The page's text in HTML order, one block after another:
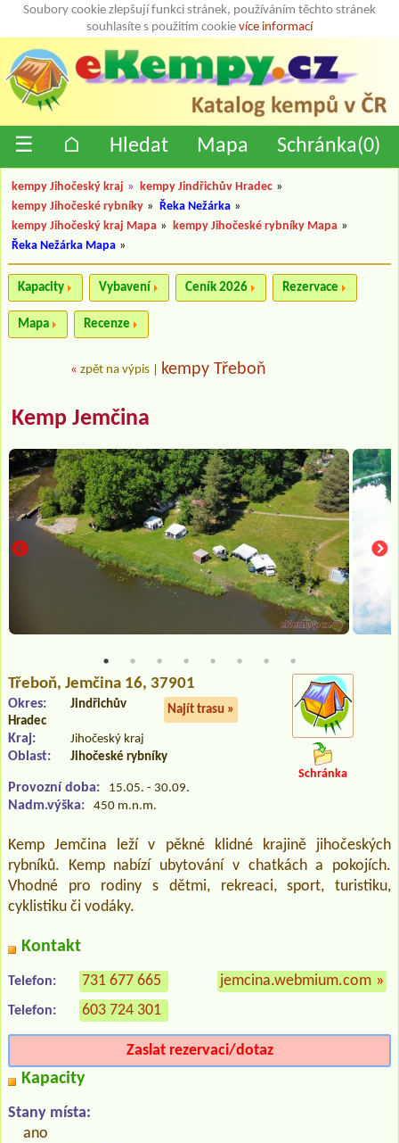
Soubory cookie zlepšují funkci stránek, používáním těchto stránek
souhlasíte s použitím cookie více informací
☰ ⌂ Hledat Mapa Schránka(0)
kempy Jihočeský kraj » kempy Jindřichův Hradec »
kempy Jihočeské rybníky » Řeka Nežárka »
kempy Jihočeský kraj Mapa » kempy Jihočeské rybníky Mapa »
Řeka Nežárka Mapa »
Kapacity Vybavení Ceník 2026 Rezervace
Mapa Recenze
« zpět na výpis kempy Třeboň
Kemp Jemčina
Třeboň, Jemčina 16, 37901
Najít trasu »
Okres:
Jindřichův
Hradec
Kraj: Jihočeský kraj
Oblast: Jihočeské rybníky
Provozní doba: 15.05. - 30.09.
Nadm.výška: 450 m.n.m.
Schránka
Kemp Jemčina leží v pěkné klidné krajině jihočeských
rybníků. Kemp nabízí ubytování v chatkách a pokojích.
Vhodné pro rodiny s dětmi, rekreaci, sport, turistiku,
cyklistiku či vodáky.
Kontakt
Telefon: 731 677 665
Telefon: 603 724 301
jemcina.webmium.com »
Zaslat rezervaci/dotaz
Kapacity
Stany místa:
ano